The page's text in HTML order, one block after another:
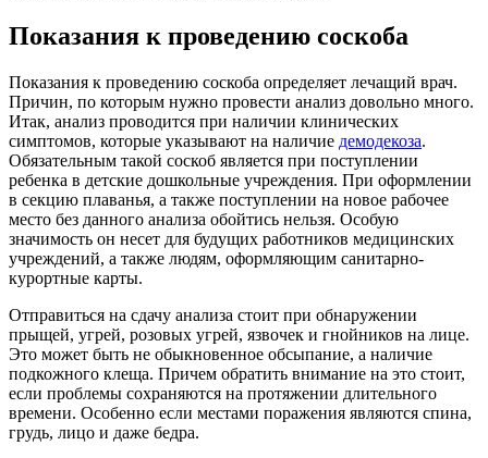
Показания к проведению соскоба
Показания к проведению соскоба определяет лечащий врач.
Причин, по которым нужно провести анализ довольно много.
Итак, анализ проводится при наличии клинических
симптомов, которые указывают на наличие демодекоза.
Обязательным такой соскоб является при поступлении
ребенка в детские дошкольные учреждения. При оформлении
в секцию плаванья, а также поступлении на новое рабочее
место без данного анализа обойтись нельзя. Особую
значимость он несет для будущих работников медицинских
учреждений, а также людям, оформляющим санитарно-
курортные карты.
Отправиться на сдачу анализа стоит при обнаружении
прыщей, угрей, розовых угрей, язвочек и гнойников на лице.
Это может быть не обыкновенное обсыпание, а наличие
подкожного клеща. Причем обратить внимание на это стоит,
если проблемы сохраняются на протяжении длительного
времени. Особенно если местами поражения являются спина,
грудь, лицо и даже бедра.